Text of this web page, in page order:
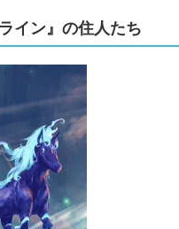
イン』の住人たち